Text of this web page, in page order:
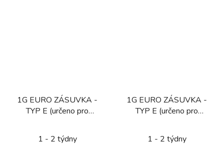
1G EURO ZÁSUVKA -
TYP E (určeno pro
1 - 2 týdny
1G EURO ZÁSUVKA -
TYP E (určeno pro
BRONZ
1 - 2 týdny